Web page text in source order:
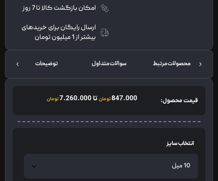
امکان بازگشت کالا تا 7 روز
ارسال رایگان برای خریدهای
بیشتر از 1 میلیون تومان
محصولات مرتبط سوالات متداول توضیحات
قیمت محصول: 847.000تومانتا7.260.000تومان
انتخاب سایز